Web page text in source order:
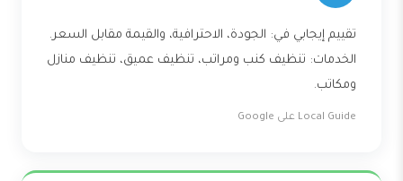
تقييم إيجابي في: الجودة، الاحترافية، والقيمة مقابل السعر.
الخدمات: تنظيف كنب ومراتب، تنظيف عميق، تنظيف منازل
ومكاتب.
Local Guide على Google